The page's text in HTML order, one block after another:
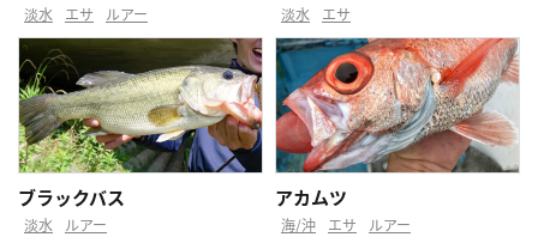
淡水 エサ ルアー 淡水 エサ
ブラックバス
淡水 ルアー
アカムツ
海/沖 エサ ルアー